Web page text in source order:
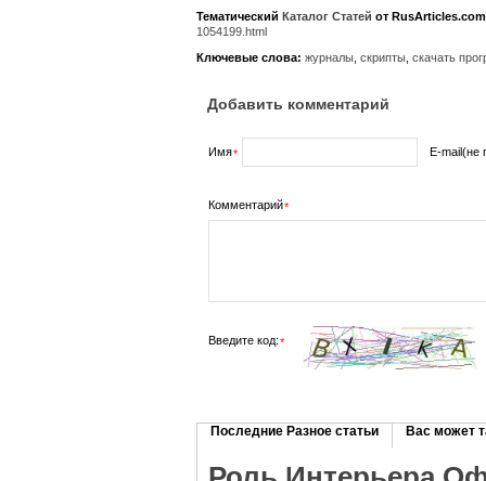
Тематический Каталог Статей от RusArticles.com
1054199.html
Ключевые слова: журналы скрипты скачать
Добавить комментарий
Имя* E-mail(не
Комментарий*
Введите код:*
Последние Разное статьи Вас может